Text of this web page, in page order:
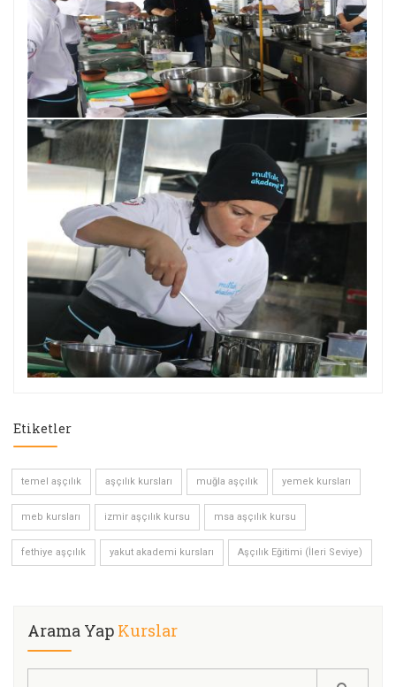
Etiketler
temel aşçılık aşçılık kursları muğla aşçılık yemek kursları
meb kursları izmir aşçılık kursu msa aşçılık kursu
fethiye aşçılık yakut akademi kursları Aşçılık Eğitimi (İleri Seviye)
Arama Yap Kurslar